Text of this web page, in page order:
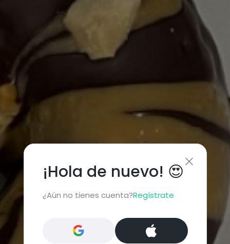
¡Hola de nuevo! 😍
¿Aún no tienes cuenta?Regístrate